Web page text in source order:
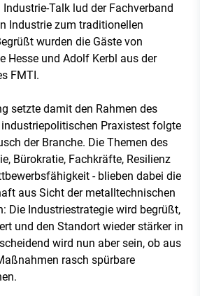
Talk lud der Fachverband
Industrie zum traditionellen
wurden die Gäste von
Hesse und Adolf Kerbl aus der
FMTI.
setzte damit den Rahmen des
Praxistest folgte
der Branche. Die Themen des
Bürokratie, Fachkräfte, Resilienz
- blieben dabei die
aus Sicht der metalltechnischen
Die Industriestrategie wird begrüßt,
und den Standort wieder stärker in
wird nun aber sein, ob aus
rasch spürbare